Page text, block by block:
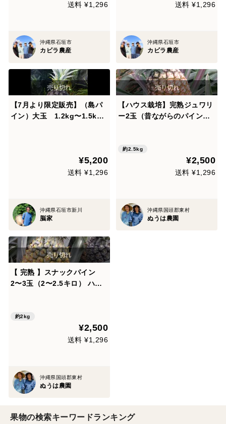
送料 ¥1,296
沖縄県石垣市
カビラ農産
送料 ¥1,296
沖縄県石垣市
カビラ農産
【7月より限定販売】（島パ
イン）大玉 1.2kg〜1.5kg
¥5,200
送料 ¥1,296
沖縄県石垣市新川
脳家
【ハウス栽培】完熟ジュワリ
ー2玉（昔ながらのパイン）1
約2.5kg
¥2,500
送料 ¥1,296
沖縄県国頭郡東村
ぬうは農園
【 完熟 】スナックパイン
2〜3玉（2〜2.5キロ） ハウ
約2kg
¥2,500
送料 ¥1,296
沖縄県国頭郡東村
ぬうは農園
果物の検索キーワードランキング